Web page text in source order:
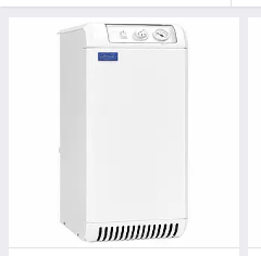
місяців та швидкою